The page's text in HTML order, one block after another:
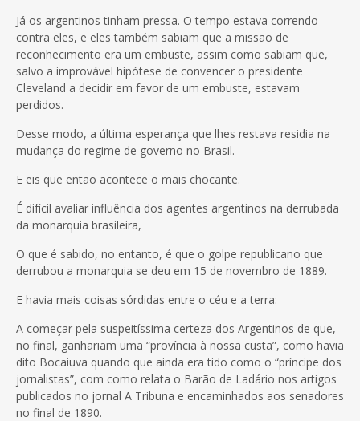
Já os argentinos tinham pressa. O tempo estava correndo
contra eles, e eles também sabiam que a missão de
reconhecimento era um embuste, assim como sabiam que,
salvo a improvável hipótese de convencer o presidente
Cleveland a decidir em favor de um embuste, estavam
perdidos.
Desse modo, a última esperança que lhes restava residia na
mudança do regime de governo no Brasil.
E eis que então acontece o mais chocante.
É difícil avaliar influência dos agentes argentinos na derrubada
da monarquia brasileira,
O que é sabido, no entanto, é que o golpe republicano que
derrubou a monarquia se deu em 15 de novembro de 1889.
E havia mais coisas sórdidas entre o céu e a terra:
A começar pela suspeitíssima certeza dos Argentinos de que,
no final, ganhariam uma “província à nossa custa”, como havia
dito Bocaiuva quando que ainda era tido como o “príncipe dos
jornalistas”, com como relata o Barão de Ladário nos artigos
publicados no jornal A Tribuna e encaminhados aos senadores
no final de 1890.